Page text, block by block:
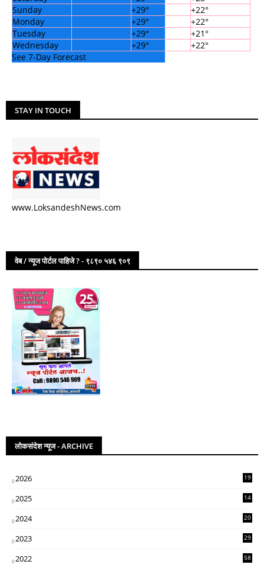
Sunday
+29° +22°
Monday
+29° +22°
Tuesday
+29° +21°
Wednesday
+29° +22°
See 7-Day Forecast
STAY IN TOUCH
www.LoksandeshNews.com
वेब / न्यूज पोर्टल पाहिजे ? - ९८९० ५४६ ९०९
लोकसंदेश न्यूज - ARCHIVE
2026 19
2025
14
2024
20
2023
29
2022
58